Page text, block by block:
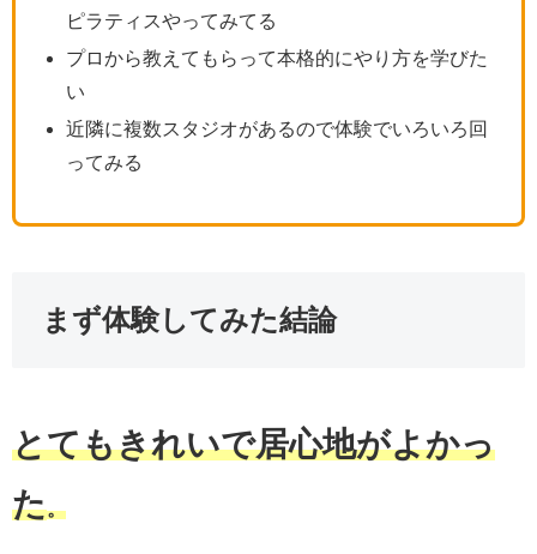
ピラティスやってみてる
プロから教えてもらって本格的にやり方を学びた
い
近隣に複数スタジオがあるので体験でいろいろ回
ってみる
まず体験してみた結論
とてもきれいで居心地がよかっ
た。